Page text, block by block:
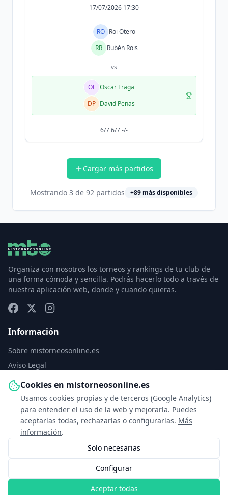
Cookies en mistorneosonline.es
Usamos cookies propias y de terceros (Google Analytics)
para entender el uso de la web y mejorarla. Puedes
aceptarlas todas, rechazarlas o configurarlas. Más
información.
Solo necesarias
Configurar
Aceptar todas
17/07/2026 17:30
RO Roi Otero
RR
Rubén Rois
vs
OF Oscar Fraga
DP David Penas
6/7 6/7 -/-
Cargar más partidos
Mostrando 3 de 92 partidos +89 más disponibles
Organiza con nosotros los torneos y rankings de tu club de
una forma cómoda y sencilla. Podrás hacerlo todo a través de
nuestra aplicación web, donde y cuando quieras.
Información
Sobre mistorneosonline.es
Aviso Legal
Política de Privacidad
Política de Cookies
Configurar cookies
Contacto
info@mistorneosonline.es
© 2026 Copyright: mistorneosonline.es